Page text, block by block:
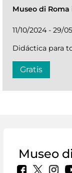
Museo di
11/10/2024 - 29/
Didáctica para
Gratis
Museo